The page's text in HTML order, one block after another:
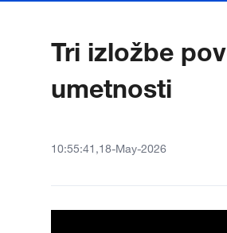
Tri izložbe
umetnosti
10:55:41,18-May-2026